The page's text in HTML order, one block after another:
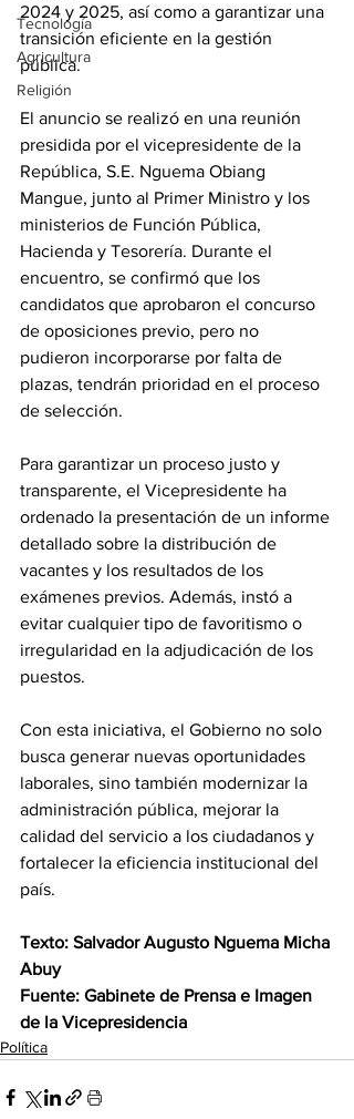
Tecnología
Agricultura
Religión
2024 y 2025, así como a garantizar una
transición eficiente en la gestión
pública.
El anuncio se realizó en una reunión
presidida por el vicepresidente de la
República, S.E. Nguema Obiang
Mangue, junto al Primer Ministro y los
ministerios de Función Pública,
Hacienda y Tesorería. Durante el
encuentro, se confirmó que los
candidatos que aprobaron el concurso
de oposiciones previo, pero no
pudieron incorporarse por falta de
plazas, tendrán prioridad en el proceso
de selección.
Para garantizar un proceso justo y
transparente, el Vicepresidente ha
ordenado la presentación de un informe
detallado sobre la distribución de
vacantes y los resultados de los
exámenes previos. Además, instó a
evitar cualquier tipo de favoritismo o
irregularidad en la adjudicación de los
puestos.
Con esta iniciativa, el Gobierno no solo
busca generar nuevas oportunidades
laborales, sino también modernizar la
administración pública, mejorar la
calidad del servicio a los ciudadanos y
fortalecer la eficiencia institucional del
país.
Texto: Salvador Augusto Nguema Micha
Abuy
Fuente: Gabinete de Prensa e Imagen
de la Vicepresidencia
Política